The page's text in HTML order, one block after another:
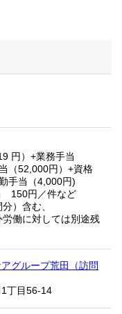
円）+業務手当
（52,000円）+資格
手当（4,000円)
150円／件など
）含む、
働に対しては別途残
グループ荒田（訪問
丁目56-14